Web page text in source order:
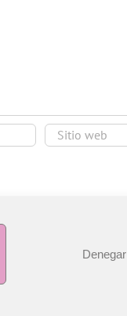
Denegar